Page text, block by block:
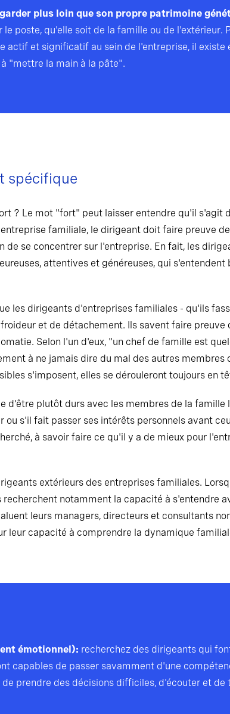
plus loin que son propre patrimoine
le poste, qu'elle soit de la famille ou de l'extérieur.
actif et significatif au sein de l'entreprise, il existe
"mettre la main à la pâte".
spécifique
? Le mot "fort" peut laisser entendre qu'il s'agit
familiale, le dirigeant doit faire preuve
de se concentrer sur l'entreprise. En fait, les
attentives et généreuses, qui
les dirigeants d'entreprises familiales - qu'ils
et de détachement. Ils savent faire
Selon l'un d'eux, "un chef de famille est
à ne jamais dire du mal des autres membres
s'imposent, elles se dérouleront toujours en
d'être plutôt durs avec les membres de la
ou s'il fait passer ses intérêts personnels avant
à savoir faire ce qu'il y a de mieux pour
extérieurs des entreprises familiales.
recherchent notamment la capacité à s'entendre
leurs managers, directeurs et consultants
leur capacité à comprendre la dynamique
émotionnel): recherchez des dirigeants qui
capables de passer savamment d'une
prendre des décisions difficiles, d'écouter et